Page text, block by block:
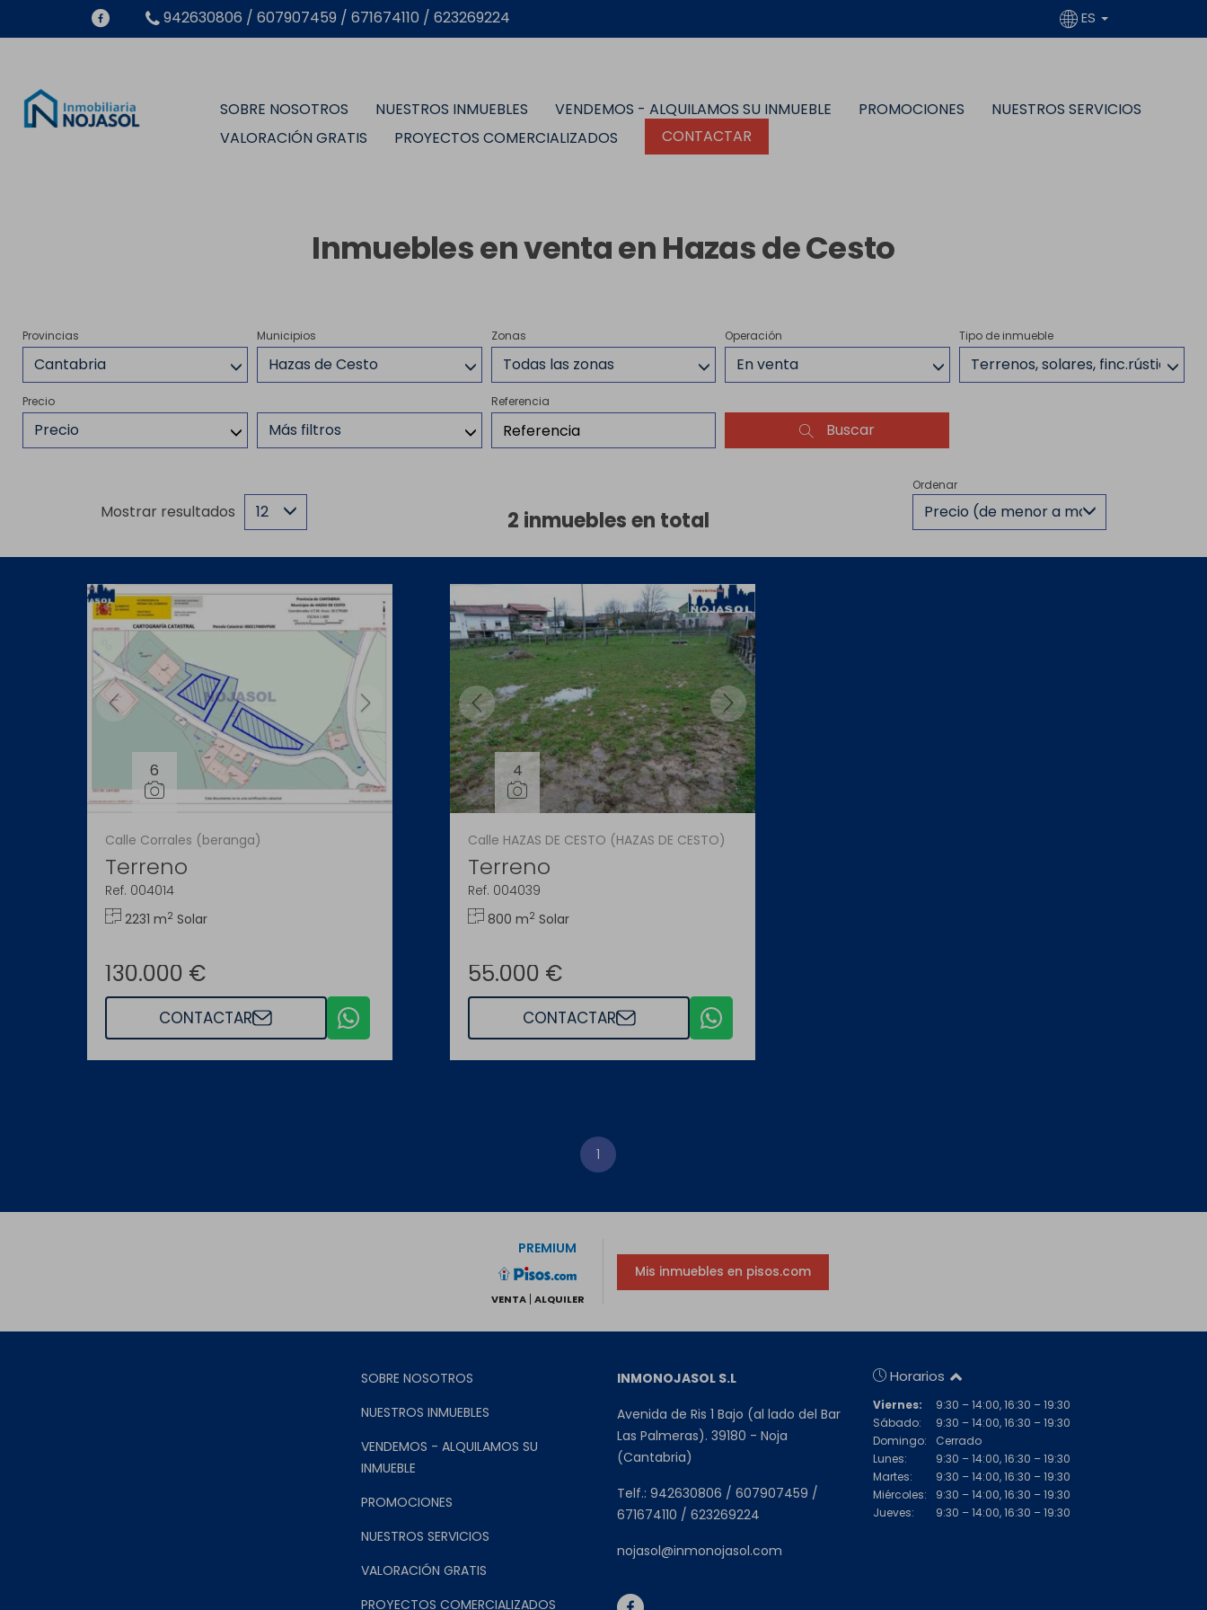
942630806 / 607907459 / 671674110 / 623269224 ES
SOBRE NOSOTROS NUESTROS INMUEBLES VENDEMOS - ALQUILAMOS SU INMUEBLE PROMOCIONES
NUESTROS SERVICIOS
VALORACIÓN GRATIS
PROYECTOS COMERCIALIZADOS CONTACTAR
Inmuebles en venta en Hazas de Cesto
Provincias
Cantabria
Municipios
Hazas de Cesto
Zonas
Todas las zonas
Operación
En venta
Tipo de inmueble
Terrenos, solares,
Precio
Precio Más filtros
Referencia
Buscar
2 inmuebles en total
Ordenar
Precio (de menor a mayor)
Mostrar resultados 12
6
Calle Corrales (beranga)
Terreno
Ref. 004014
2231 m2 Solar
130.000 €
CONTACTAR
4
Calle HAZAS DE CESTO (HAZAS DE CESTO)
Terreno
Ref. 004039
800 m2 Solar
55.000 €
CONTACTAR
1
PREMIUM
VENTA ALQUILER
Mis inmuebles en pisos.com
SOBRE NOSOTROS
NUESTROS INMUEBLES
VENDEMOS - ALQUILAMOS SU
INMUEBLE
PROMOCIONES
NUESTROS SERVICIOS
VALORACIÓN GRATIS
PROYECTOS COMERCIALIZADOS
INMONOJASOL S.L
Avenida de Ris 1 Bajo (al lado del Bar
Las Palmeras). 39180 - Noja
(Cantabria)
Telf.: 942630806 / 607907459 /
671674110 / 623269224
nojasol@inmonojasol.com
Horarios
Viernes:
9:30 – 14:00, 16:30 – 19:30
Sábado:
9:30 – 14:00, 16:30 – 19:30
Domingo:
Cerrado
Lunes:
9:30 – 14:00, 16:30 – 19:30
Martes:
9:30 – 14:00, 16:30 – 19:30
Miércoles:
9:30 – 14:00, 16:30 – 19:30
Jueves:
9:30 – 14:00, 16:30 – 19:30